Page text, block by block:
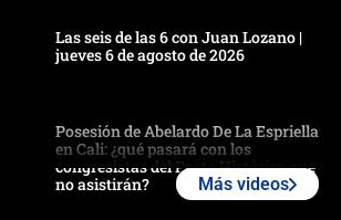
Las seis de las 6 con Juan Lozano |
jueves 6 de agosto de 2026
Posesión de Abelardo De La Espriella
en Cali: ¿qué pasará con los
congresistas del Pacto Histórico que
no asistirán?
Más videos